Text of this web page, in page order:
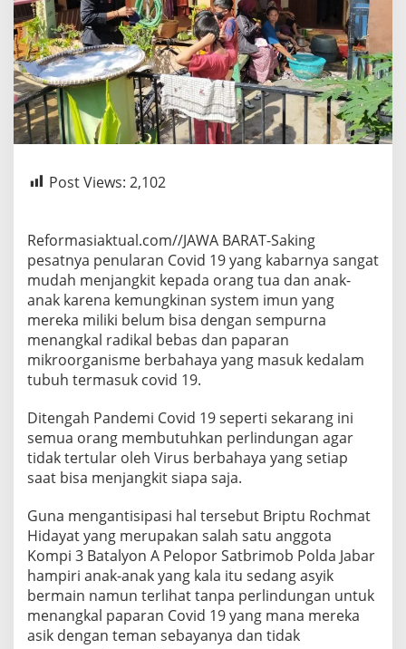
Post Views: 2,102
Reformasiaktual.com//JAWA BARAT-Saking
pesatnya penularan Covid 19 yang kabarnya sangat
mudah menjangkit kepada orang tua dan anak-
anak karena kemungkinan system imun yang
mereka miliki belum bisa dengan sempurna
menangkal radikal bebas dan paparan
mikroorganisme berbahaya yang masuk kedalam
tubuh termasuk covid 19.
Ditengah Pandemi Covid 19 seperti sekarang ini
semua orang membutuhkan perlindungan agar
tidak tertular oleh Virus berbahaya yang setiap
saat bisa menjangkit siapa saja.
Guna mengantisipasi hal tersebut Briptu Rochmat
Hidayat yang merupakan salah satu anggota
Kompi 3 Batalyon A Pelopor Satbrimob Polda Jabar
hampiri anak-anak yang kala itu sedang asyik
bermain namun terlihat tanpa perlindungan untuk
menangkal paparan Covid 19 yang mana mereka
asik dengan teman sebayanya dan tidak